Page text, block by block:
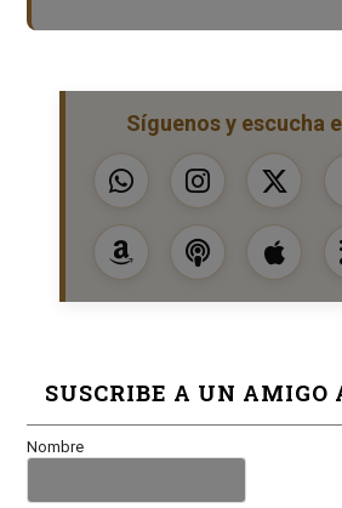
Síguenos y escucha
SUSCRIBE A UN AMIGO
Nombre